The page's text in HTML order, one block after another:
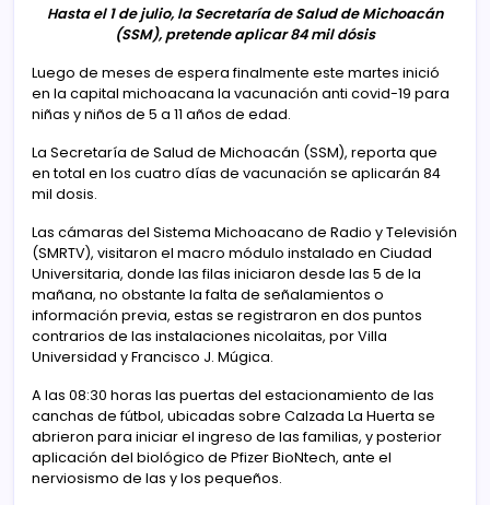
Hasta el 1 de julio, la Secretaría de Salud de Michoacán
(SSM), pretende aplicar 84 mil dósis
Luego de meses de espera finalmente este martes inició
en la capital michoacana la vacunación anti covid-19 para
niñas y niños de 5 a 11 años de edad.
La Secretaría de Salud de Michoacán (SSM), reporta que
en total en los cuatro días de vacunación se aplicarán 84
mil dosis.
Las cámaras del Sistema Michoacano de Radio y Televisión
(SMRTV), visitaron el macro módulo instalado en Ciudad
Universitaria, donde las filas iniciaron desde las 5 de la
mañana, no obstante la falta de señalamientos o
información previa, estas se registraron en dos puntos
contrarios de las instalaciones nicolaitas, por Villa
Universidad y Francisco J. Múgica.
A las 08:30 horas las puertas del estacionamiento de las
canchas de fútbol, ubicadas sobre Calzada La Huerta se
abrieron para iniciar el ingreso de las familias, y posterior
aplicación del biológico de Pfizer BioNtech, ante el
nerviosismo de las y los pequeños.